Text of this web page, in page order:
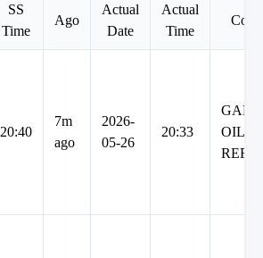
SS
Time
Ago
Actual
Date
Actual
Time
20:40
7m
ago
2026-
05-26
20:33
OIL